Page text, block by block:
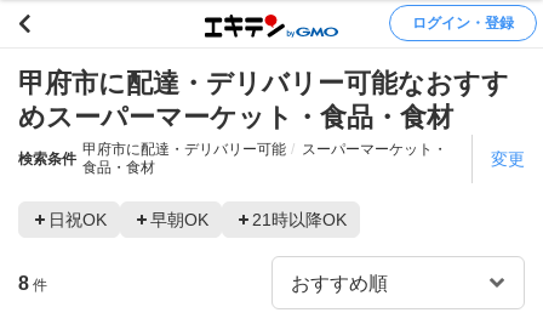
ログイン・登録
甲府市に配達・デリバリー可能なおすす
めスーパーマーケット・食品・食材
検索条件
甲府市に配達・デリバリー可能
スーパーマーケット・
食品・食材
変更
日祝OK 早朝OK 21時以降OK
8 件